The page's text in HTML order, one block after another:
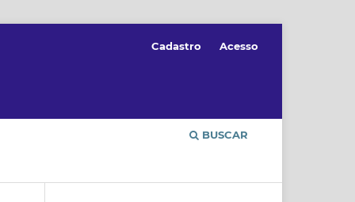
BUSCAR
Cadastro Acesso